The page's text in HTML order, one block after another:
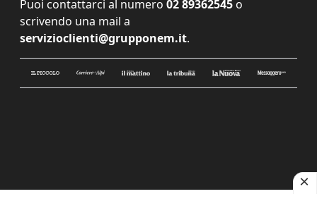
Puoi contattarci al numero 02 89362545 o
scrivendo una mail a
servizioclienti@grupponem.it.